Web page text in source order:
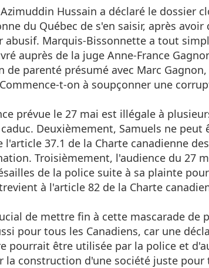
Hussain a déclaré le dossier
du Québec de s'en saisir, après
abusif. Marquis-Bissonnette a tout
auprès de la juge Anne-France
de parenté présumé avec Marc
t-on à soupçonner une
prévue le 27 mai est illégale à
Deuxièmement, Samuels ne
l'article 37.1 de la Charte canadienne
Troisièmement, l'audience du 27
de la police suite à sa plainte
à l'article 82 de la Charte
de mettre fin à cette mascarade de
pour tous les Canadiens, car une
pourrait être utilisée par la police et
la construction d'une société juste pour